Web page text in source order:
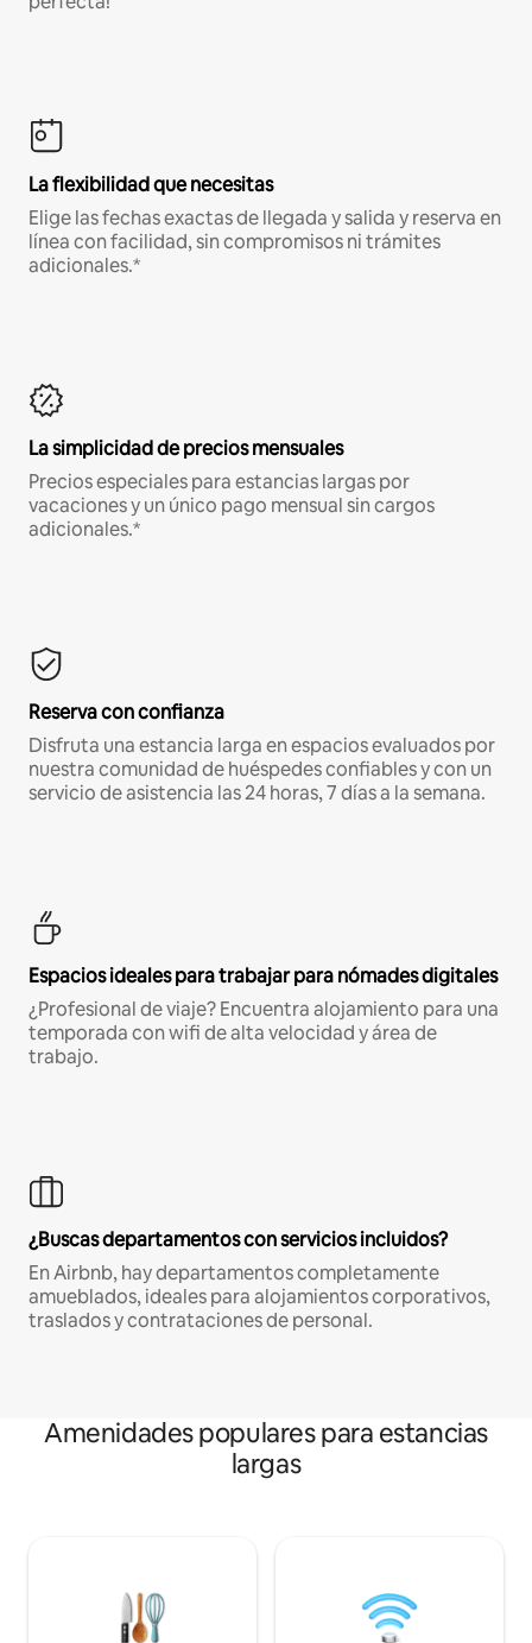
La flexibilidad que necesitas
Elige las fechas exactas de llegada y salida y reserva en
línea con facilidad, sin compromisos ni trámites
adicionales.*
La simplicidad de precios mensuales
Precios especiales para estancias largas por
vacaciones y un único pago mensual sin cargos
adicionales.*
Reserva con confianza
Disfruta una estancia larga en espacios evaluados por
nuestra comunidad de huéspedes confiables y con un
servicio de asistencia las 24 horas, 7 días a la semana.
Espacios ideales para trabajar para nómades digitales
¿Profesional de viaje? Encuentra alojamiento para una
temporada con wifi de alta velocidad y área de
trabajo.
¿Buscas departamentos con servicios incluidos?
En Airbnb, hay departamentos completamente
amueblados, ideales para alojamientos corporativos,
traslados y contrataciones de personal.
Amenidades populares para estancias
largas